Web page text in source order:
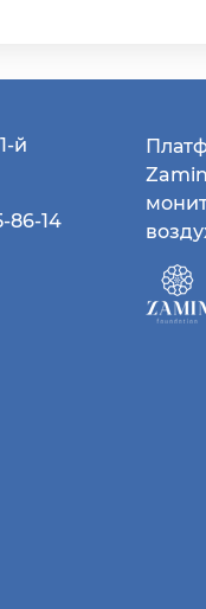
й
86-14